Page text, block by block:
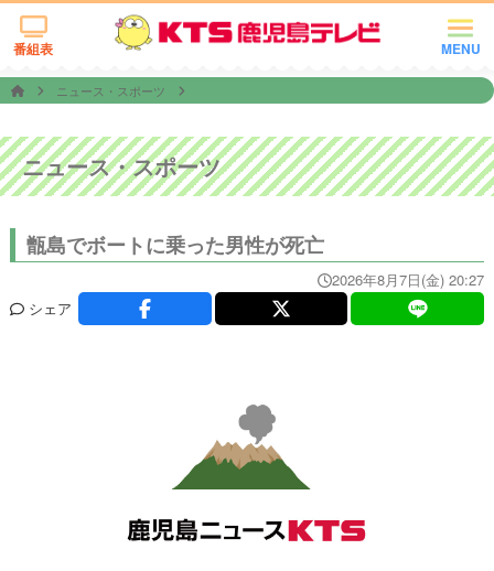
MENU
番組表
ニュース・スポーツ
ニュース・スポーツ
甑島でボートに乗った男性が死亡
2026年8月7日(金) 20:27
シェア